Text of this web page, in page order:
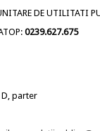
DE UTILITATI
0239.627.675
parter